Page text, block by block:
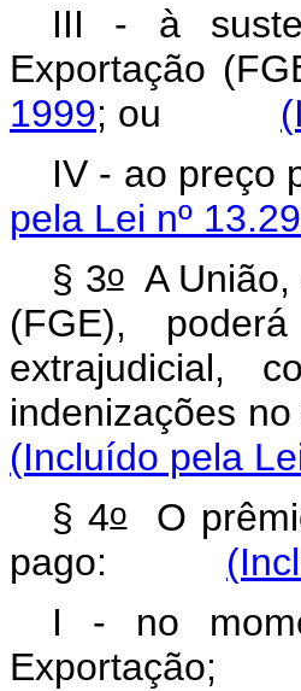
III - à
Exportação
1999; ou
IV - ao
pela Lei nº
§ 3oA União,
(FGE),
extrajudicial,
indenizações
(Incluído pela
§ 4oO
pago:
I - no